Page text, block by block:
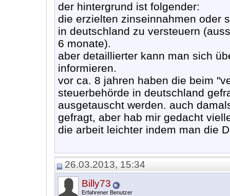
der hintergrund ist folgender:
die erzielten zinseinnahmen oder
in deutschland zu versteuern
6 monate).
aber detaillierter kann man sich
informieren.
vor ca. 8 jahren haben die beim
steuerbehörde in deutschland
ausgetauscht werden. auch
gefragt, aber hab mir gedacht
die arbeit leichter indem man die
26.03.2013, 15:34
Billy73
Erfahrener Benutzer